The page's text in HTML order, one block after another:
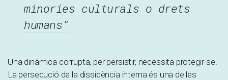
minories culturals o drets
humans”
Una dinàmica corrupta, per persistir, necessita protegir-se.
La persecució de la dissidència interna és una de les